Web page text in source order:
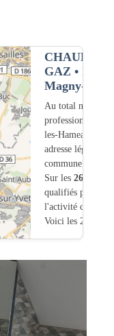
GAZ •
Magny-les-
Au total nous
professionnels
les-Hameaux
adresse légale ou
commune.
Sur les 262
qualifiés pour
l'activité
Voici les 20